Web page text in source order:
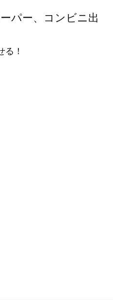
パー、コンビニ出
！